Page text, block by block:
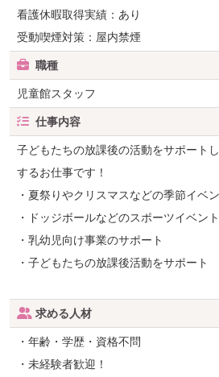
看護休暇取得実績：あり
受動喫煙対策：屋内禁煙
職種
児童館スタッフ
仕事内容
子どもたちの放課後の活動をサポート
するお仕事です！
・夏祭りやクリスマスなどの季節イベ
・ドッジボールなどのスポーツイベン
・乳幼児向け事業のサポート
・子どもたちの放課後活動をサポート
求める人材
・年齢・学歴・資格不問
・未経験者歓迎！